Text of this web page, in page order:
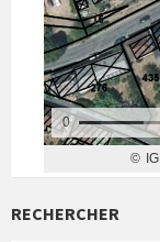
RECHERCHER